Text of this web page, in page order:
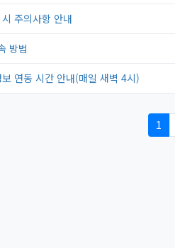
주의사항 안내
방법
연동 시간 안내(매일 새벽 4시)
1